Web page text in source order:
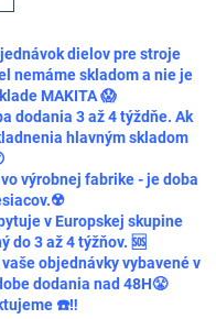
dielov pre stroje
nemáme skladom a nie je
MAKITA 😱
dodania 3 až 4 týždňe. Ak
hlavným skladom
výrobnej fabrike - je doba
v Europskej skupine
do 3 až 4 týžňov. 🆘
objednávky vybavené v
dodania nad 48H😤
☎️‼️